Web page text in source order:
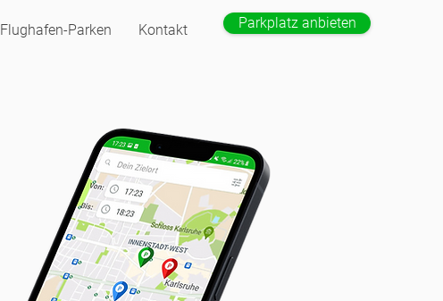
Flughafen-Parken Kontakt Parkplatz anbieten